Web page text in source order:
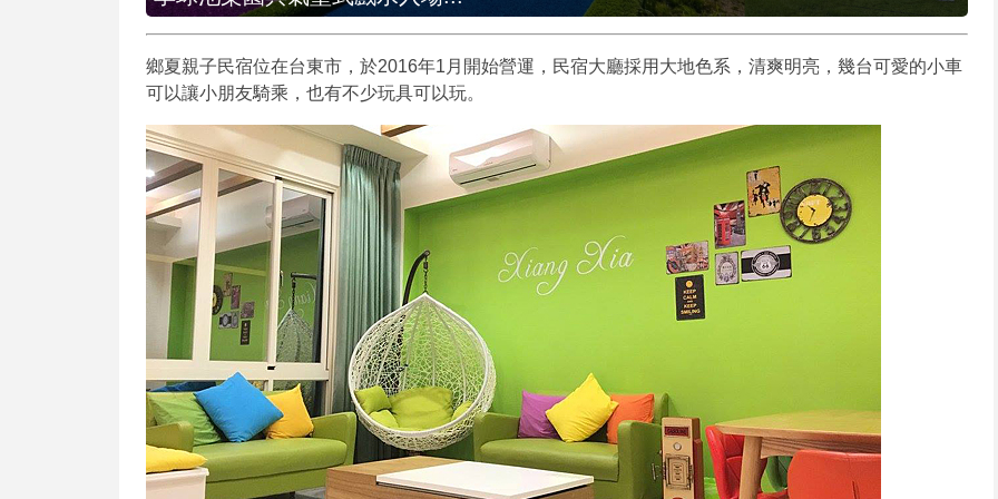
鄉夏親子民宿位在台東市，於2016年1月開始營運，民宿大廳採用大地色系，清爽明亮，幾台可愛的小車
可以讓小朋友騎乘，也有不少玩具可以玩。